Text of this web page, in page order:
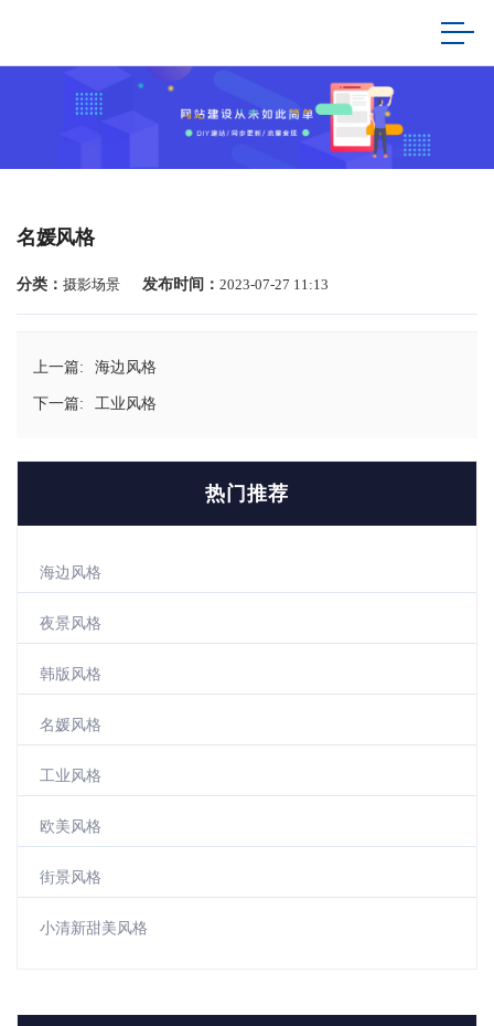
名媛风格
分类： 摄影场景 发布时间： 2023-07-27 11:13
上一篇: 海边风格
下一篇: 工业风格
热门推荐
海边风格
夜景风格
韩版风格
名媛风格
工业风格
欧美风格
街景风格
小清新甜美风格